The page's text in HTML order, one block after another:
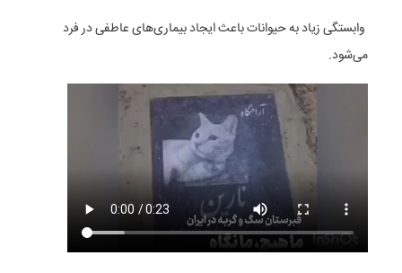
وابستگی زیاد به حیوانات باعث ایجاد بیماری‌های عاطفی در فرد
می‌شود.